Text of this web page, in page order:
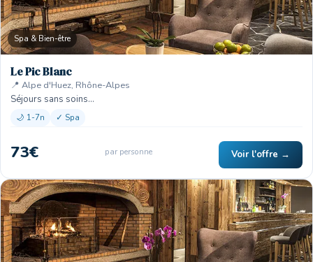
Spa & Bien-être
Le Pic Blanc
📍 Alpe d'Huez, Rhône-Alpes
Séjours sans soins…
🌙 1-7n ✓ Spa
73€ par personne Voir l'offre →